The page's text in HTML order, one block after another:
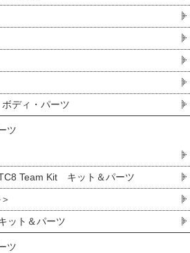
ボディ・パーツ
ツ
Team Kit キット＆パーツ
ット＆パーツ
ツ